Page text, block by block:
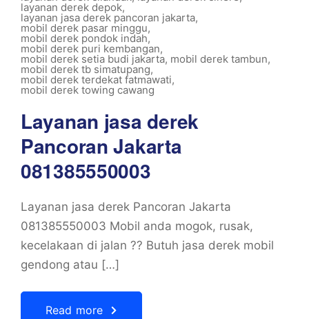
layanan derek depok,
layanan jasa derek pancoran jakarta,
mobil derek pasar minggu,
mobil derek pondok indah,
mobil derek puri kembangan,
mobil derek setia budi jakarta, mobil derek tambun,
mobil derek tb simatupang,
mobil derek terdekat fatmawati,
mobil derek towing cawang
Layanan jasa derek
Pancoran Jakarta
081385550003
Layanan jasa derek Pancoran Jakarta
081385550003 Mobil anda mogok, rusak,
kecelakaan di jalan ?? Butuh jasa derek mobil
gendong atau […]
Read more